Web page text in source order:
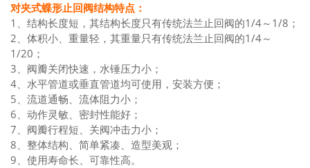
对夹式蝶形止回阀结构特点：
1、结构长度短，其结构长度只有传统法兰止回阀的1/4～1/8；
2、体积小、重量轻，其重量只有传统法兰止回阀的1/4～
1/20；
3、阀瓣关闭快速，水锤压力小；
4、水平管道或垂直管道均可使用，安装方便；
5、流道通畅、流体阻力小；
6、动作灵敏、密封性能好；
7、阀瓣行程短、关阀冲击力小；
8、整体结构、简单紧凑、造型美观；
9、使用寿命长、可靠性高。